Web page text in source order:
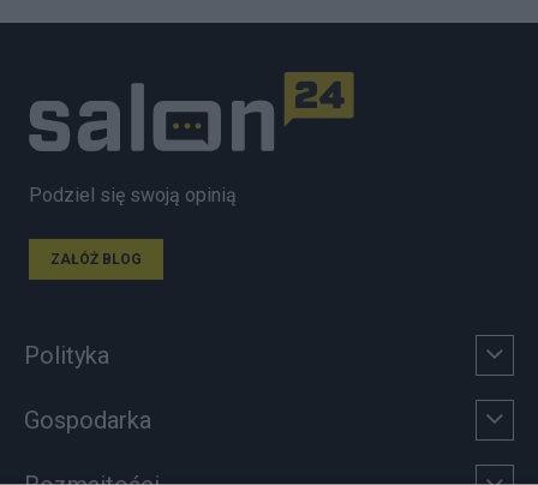
Podziel się swoją opinią
ZAŁÓŻ BLOG
Polityka
Gospodarka